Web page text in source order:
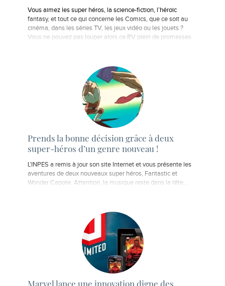
Vous aimez les super héros, la science-fiction, l’héroïc
fantasy, et tout ce qui concerne les Comics, que ce soit au
cinéma, dans les séries TV, les jeux vidéo ou les jouets ?
Vous ne pouvez pas louper alors ce RV plein de promesses.
Prends la bonne décision grâce à deux
super-héros d’un genre nouveau !
L’INPES a remis à jour son site Internet et vous présente les
aventures de deux nouveaux super héros, Fantastic et
Wonder Capote. Attention, la musique reste dans la tête…
Marvel lance une innovation digne des